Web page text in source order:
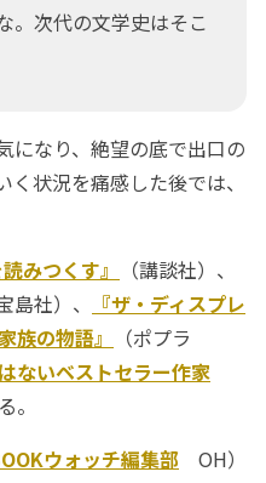
。次代の文学史はそこ
になり、絶望の底で出口の
状況を痛感した後では、
みつくす』
（講談社）、
島社）、
『ザ・ディスプレ
族の物語』
（ポプラ
ないベストセラー作家
。
ウォッチ編集部 OH）